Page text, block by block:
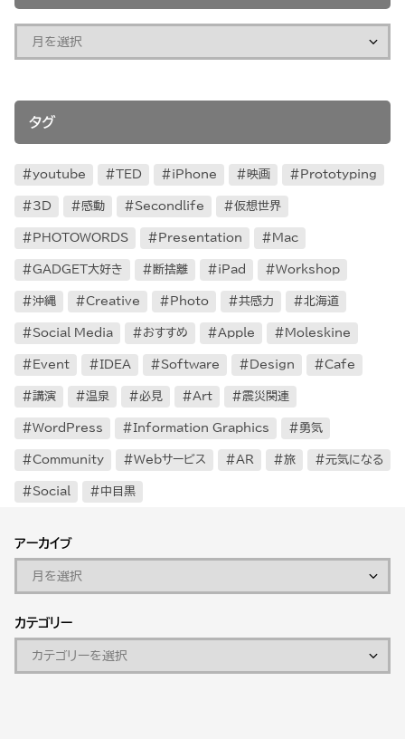
タグ
youtube TED iPhone 映画 Prototyping
3D 感動 Secondlife 仮想世界
PHOTOWORDS Presentation Mac
GADGET大好き 断捨離 iPad Workshop
沖縄 Creative Photo 共感力 北海道
Social Media おすすめ Apple Moleskine
Event IDEA Software Design Cafe
講演 温泉 必見 Art 震災関連
WordPress Information Graphics 勇気
Community Webサービス AR 旅 元気になる
Social 中目黒
アーカイブ
カテゴリー